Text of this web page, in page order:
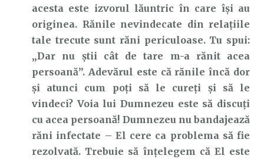
acesta este izvorul lăuntric în care își au
originea. Rănile nevindecate din relațiile
tale trecute sunt răni periculoase. Tu spui:
„Dar nu știi cât de tare m-a rănit acea
persoană”. Adevărul este că rănile încă dor
și atunci cum poți să le cureți și să le
vindeci? Voia lui Dumnezeu este să discuți
cu acea persoană! Dumnezeu nu bandajează
răni infectate – El cere ca problema să fie
rezolvată. Trebuie să înțelegem că El este